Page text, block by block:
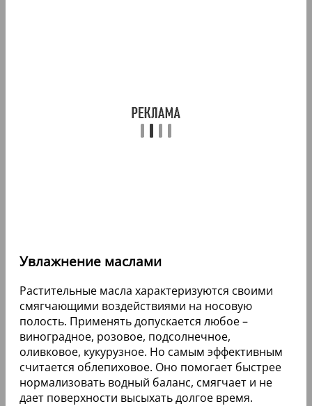
Увлажнение маслами
Растительные масла характеризуются своими
смягчающими воздействиями на носовую
полость. Применять допускается любое –
виноградное, розовое, подсолнечное,
оливковое, кукурузное. Но самым эффективным
считается облепиховое. Оно помогает быстрее
нормализовать водный баланс, смягчает и не
дает поверхности высыхать долгое время.